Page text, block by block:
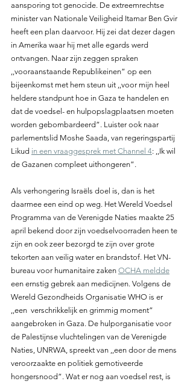
aansporing tot genocide. De extreemrechtse
minister van Nationale Veiligheid Itamar Ben Gvir
heeft een plan daarvoor. Hij zei dat dezer dagen
in Amerika waar hij met alle egards werd
ontvangen. Naar zijn zeggen spraken
,,vooraanstaande Republikeinen” op een
bijeenkomst met hem steun uit ,,voor mijn heel
heldere standpunt hoe in Gaza te handelen en
dat de voedsel- en hulpopslagplaatsen moeten
worden gebombardeerd”. Luister ook naar
parlementslid Moshe Saada, van regeringspartij
Likud in een vraaggesprek met Channel 4: ,,Ik wil
de Gazanen compleet uithongeren”.
Als verhongering Israëls doel is, dan is het
daarmee een eind op weg. Het Wereld Voedsel
Programma van de Verenigde Naties maakte 25
april bekend door zijn voedselvoorraden heen te
zijn en ook zeer bezorgd te zijn over grote
tekorten aan veilig water en brandstof. Het VN-
bureau voor humanitaire zaken OCHA meldde
een ernstig gebrek aan medicijnen. Volgens de
Wereld Gezondheids Organisatie WHO is er
,,een  verschrikkelijk en grimmig moment”
aangebroken in Gaza. De hulporganisatie voor
de Palestijnse vluchtelingen van de Verenigde
Naties, UNRWA, spreekt van ,,een door de mens
veroorzaakte en politiek gemotiveerde
hongersnood”. Wat er nog aan voedsel rest, is